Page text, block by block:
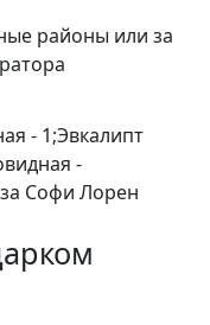
районы или за
- 1;Эвкалипт
-
Софи Лорен